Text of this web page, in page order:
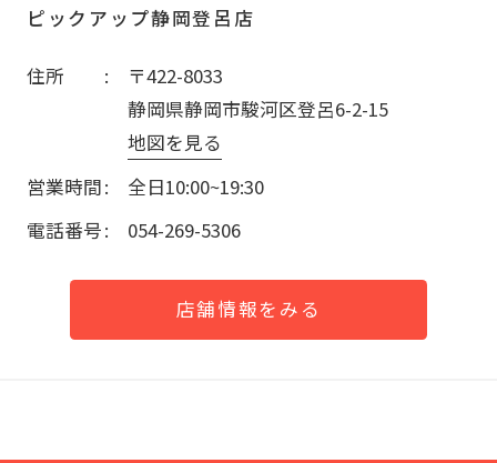
ピックアップ静岡登呂店
住所
〒422-8033
静岡県静岡市駿河区登呂6-2-15
地図を見る
営業時間
全日10:00~19:30
電話番号
054-269-5306
店舗情報をみる